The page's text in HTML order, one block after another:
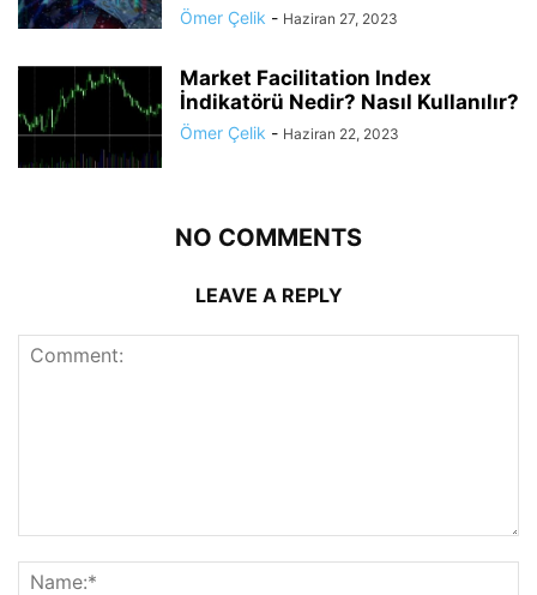
Ömer Çelik - Haziran 27, 2023
Market Facilitation Index
İndikatörü Nedir? Nasıl Kullanılır?
Ömer Çelik - Haziran 22, 2023
NO COMMENTS
LEAVE A REPLY